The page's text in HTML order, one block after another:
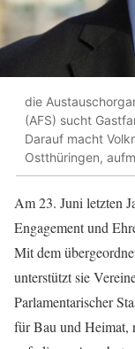
die
(AFS) sucht
Darauf macht
Ostthüringen,
Am 23. Juni letzten
Engagement und
Mit dem
unterstützt sie
Parlamentarischer
für Bau und Heimat,